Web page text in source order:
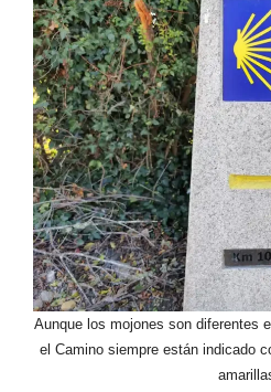
Aunque los mojones son diferentes
el Camino siempre están indicado